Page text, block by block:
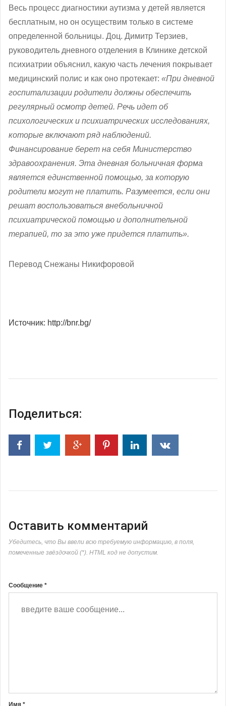
Весь процесс диагностики аутизма у детей является
бесплатным, но он осуществим только в системе
определенной больницы. Доц. Димитр Терзиев,
руководитель дневного отделения в Клинике детской
психиатрии объяснил, какую часть лечения покрывает
медицинский полис и как оно протекает: «При дневной
госпитализации родители должны обеспечить
регулярный осмотр детей. Речь идет об
психологических и психиатрических исследованиях,
которые включают ряд наблюдений.
Финансирование берет на себя Министерство
здравоохранения. Эта дневная больничная форма
является единственной помощью, за которую
родители могут не платить. Разумеется, если они
решат воспользоваться внебольничной
психиатрической помощью и дополнительной
терапией, то за это уже придется платить».
Перевод Снежаны Никифоровой
Источник: http://bnr.bg/
Поделиться:
Оставить комментарий
Убедитесь, что Вы ввели всю требуемую информацию, в поля,
помеченные звёздочкой (*). HTML код не допустим.
Сообщение *
Имя *